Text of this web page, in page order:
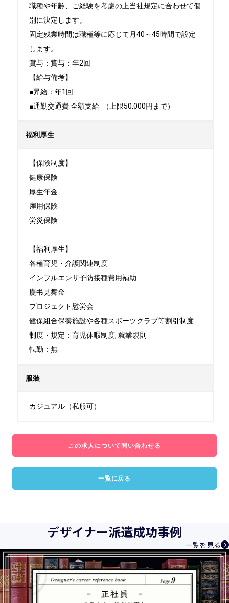
職種や年齢、ご経験を考慮の上当社規定に合わせて個
別に決定します。
固定残業時間は職種等に応じて月40～45時間で設定
します。
賞与：賞与：年2回
【給与備考】
■昇給：年1回
■通勤交通費:全額支給  （上限50,000円まで）
福利厚生
【保険制度】
健康保険
厚生年金
雇用保険
労災保険
【福利厚生】
各種育児・介護関連制度
インフルエンザ予防接種費用補助
慶弔見舞金
プロジェクト慰労会
健保組合保養施設や各種スポーツクラブ等割引制度
制度・規定：育児休暇制度, 就業規則
転勤：無
服装
カジュアル（私服可）
この求人について問い合わせる
一覧に戻る
デザイナー派遣成功事例
一覧を見る